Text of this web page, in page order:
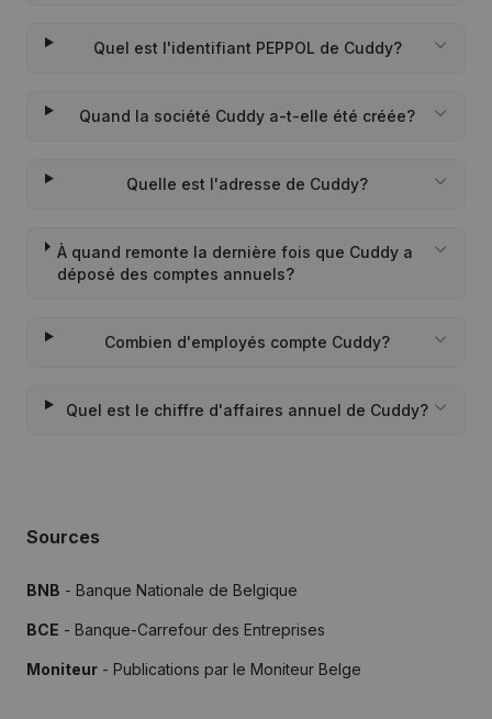
Quel est l'identifiant PEPPOL de Cuddy?
Quand la société Cuddy a-t-elle été créée?
Quelle est l'adresse de Cuddy?
À quand remonte la dernière fois que Cuddy a
déposé des comptes annuels?
Combien d'employés compte Cuddy?
Quel est le chiffre d'affaires annuel de Cuddy?
Sources
BNB - Banque Nationale de Belgique
BCE - Banque-Carrefour des Entreprises
Moniteur - Publications par le Moniteur Belge